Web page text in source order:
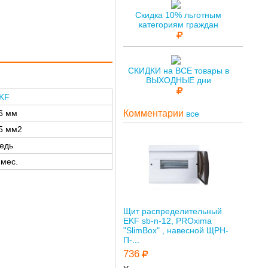
мм
мм2
Скидка 10% льготным
категориям граждан
СКИДКИ на ВСЕ товары в
ВЫХОДНЫЕ дни
Комментарии все
Щит распределительный
EKF sb-n-12, PROxima
"SlimBox" , навесной ЩРН-
П-...
736